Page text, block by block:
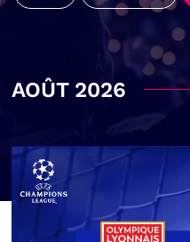
AOÛT 2026